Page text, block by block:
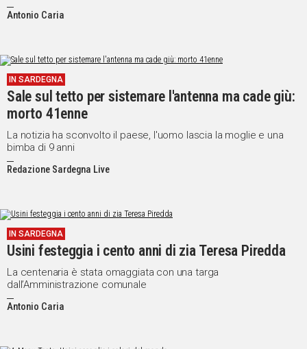
Antonio Caria
IN SARDEGNA
Sale sul tetto per sistemare l'antenna ma cade giù:
morto 41enne
La notizia ha sconvolto il paese, l'uomo lascia la moglie e una
bimba di 9 anni
Redazione Sardegna Live
IN SARDEGNA
Usini festeggia i cento anni di zia Teresa Piredda
La centenaria è stata omaggiata con una targa
dall’Amministrazione comunale
Antonio Caria